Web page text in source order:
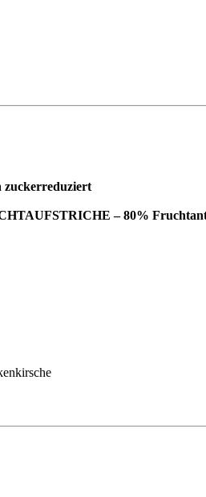
zuckerreduziert
– 80%